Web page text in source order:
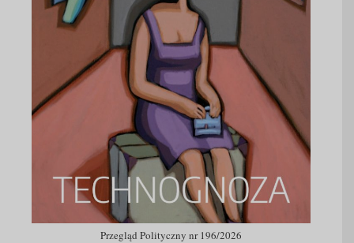
Przegląd Polityczny nr 196/2026